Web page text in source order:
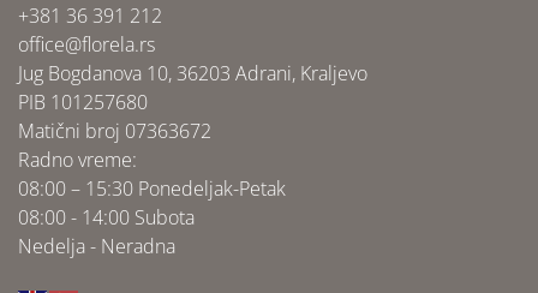
+381 36 391 212
office@florela.rs
Jug Bogdanova 10, 36203 Adrani, Kraljevo
PIB 101257680
Matični broj 07363672
Radno vreme:
08:00 – 15:30 Ponedeljak-Petak
08:00 - 14:00 Subota
Nedelja - Neradna